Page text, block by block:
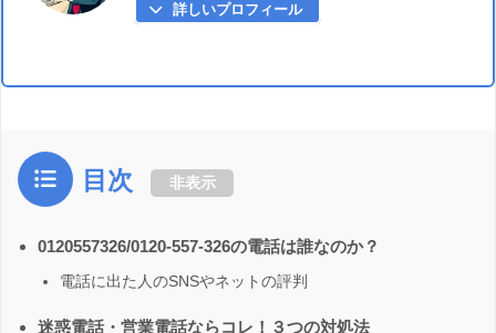
詳しいプロフィール
目次 非表示
0120557326/0120-557-326の電話は誰なのか？
電話に出た人のSNSやネットの評判
迷惑電話・営業電話ならコレ！３つの対処法